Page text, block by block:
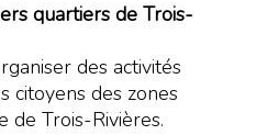
quartiers de Trois-
des activités
citoyens des zones
de Trois-Rivières.